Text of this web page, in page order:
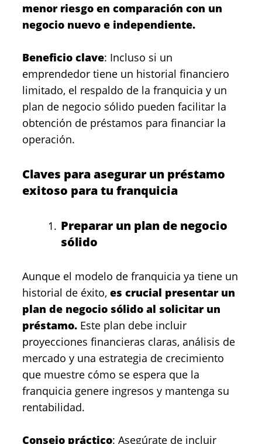
menor riesgo en comparación con un
negocio nuevo e independiente.
Beneficio clave: Incluso si un
emprendedor tiene un historial financiero
limitado, el respaldo de la franquicia y un
plan de negocio sólido pueden facilitar la
obtención de préstamos para financiar la
operación.
Claves para asegurar un préstamo
exitoso para tu franquicia
Preparar un plan de negocio
sólido
Aunque el modelo de franquicia ya tiene un
historial de éxito, es crucial presentar un
plan de negocio sólido al solicitar un
préstamo. Este plan debe incluir
proyecciones financieras claras, análisis de
mercado y una estrategia de crecimiento
que muestre cómo se espera que la
franquicia genere ingresos y mantenga su
rentabilidad.
Consejo práctico: Asegúrate de incluir